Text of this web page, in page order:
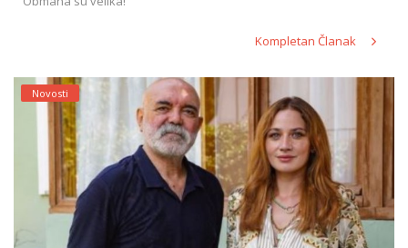
Kompletan Članak
Novosti